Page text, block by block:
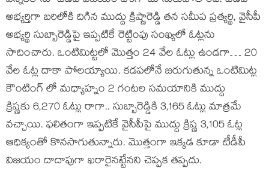
అభ్యర్తిగా బరిలోకి దిగిన ముద్దు క్రిష్ణారెడ్డి తన సమీప ప్రత్యర్థి, వైసీపీ
అభ్యర్థి సుబ్బారెడ్డిపై ఇప్పటికే రెట్టింపు సంఖ్యలో ఓట్లను
సాదించారు. ఒంటిమిట్టలో మొత్తం 24 వేల ఓట్లు ఉండగా… 20
వేల ఓట్ల దాకా పోలయ్యాయి. కడపలోనే జరుగుతున్న ఒంటిమిట్ల
కౌంటింగ్ లో మధ్యాహ్నం 2 గంటల సమయానికి ముద్దు
క్రిష్ణకు 6,270 ఓట్లు రాగా.. సుబ్బారెడ్డికి 3,165 ఓట్లు మాత్రమే
వచ్చాయి. ఫలితంగా ఇప్పటికే వైసీపీపై ముద్దు క్రిష్ణ 3,105 ఓట్ల
ఆధిక్యంతో కొనసాగుతున్నారు. మొత్తంగా ఇక్కడ కూడా టీడీపీ
విజయం దాదాపుగా ఖరారైనట్టేనని చెప్పక తప్పదు.